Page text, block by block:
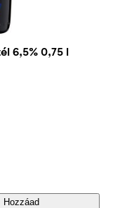
6,5% 0,75 l
Hozzáad